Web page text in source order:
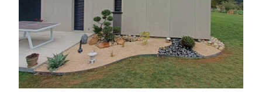
MASSIF JAPONAIS
JOB - 63990